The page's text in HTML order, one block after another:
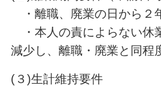
・離職、廃業の日から２
・本人の責によらない休
減少し、離職・廃業と同程
(３)生計維持要件